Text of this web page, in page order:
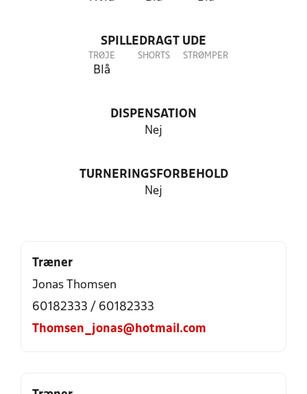
SPILLEDRAGT UDE
TRØJE
Blå
SHORTS STRØMPER
DISPENSATION
Nej
TURNERINGSFORBEHOLD
Nej
Træner
Jonas Thomsen
60182333 / 60182333
Thomsen_jonas@hotmail.com